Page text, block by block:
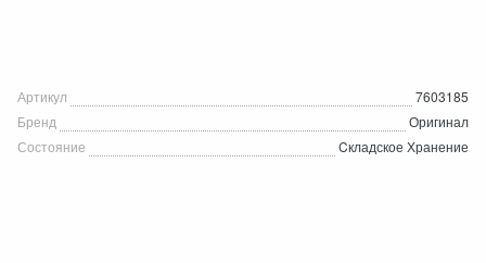
Артикул
7603185
Бренд
Оригинал
Состояние
Cкладское Хранение